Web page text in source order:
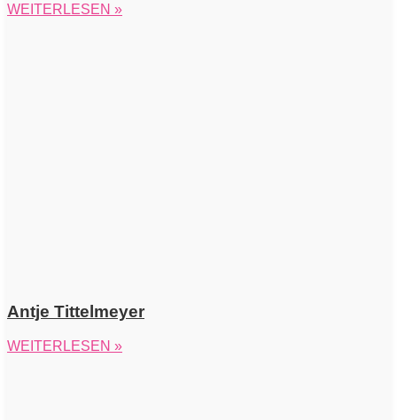
WEITERLESEN »
Antje Tittelmeyer
WEITERLESEN »